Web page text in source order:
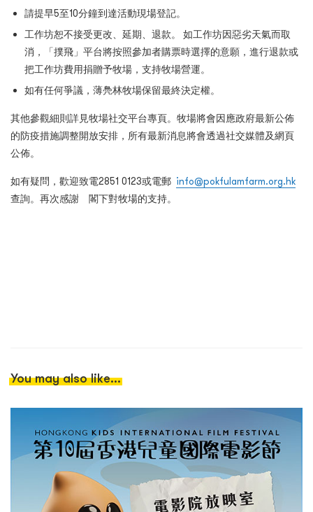
請提早5至10分鐘到達活動現場登記。
工作坊恕不接受更改、延期、退款。 如工作坊因惡劣天氣而取
消，「撲飛」平台將按照參加者購票時選擇的意願，進行退款或
把工作坊費用捐贈予牧場，支持牧場營運。
如有任何爭議，薄鳧林牧場保留最終決定權。
其他參觀細則詳見牧場社交平台專頁。牧場將會因應政府最新公佈
的防疫措施調整開放安排，所有最新消息將會透過社交媒體及網頁
公佈。
如有疑問，歡迎致電2851 0123或電郵 info@pokfulamfarm.org.hk
查詢。再次感謝 閣下對牧場的支持。
You may also like...